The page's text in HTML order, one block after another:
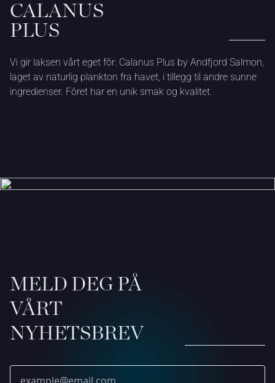
CALANUS
PLUS
Vi gir laksen vårt eget fôr: Calanus Plus by Andfjord Salmon,
laget av naturlig plankton fra havet, i tillegg til andre sunne
ingredienser. Fôret har en unik smak og kvalitet.
MELD DEG PÅ
VÅRT
NYHETSBREV